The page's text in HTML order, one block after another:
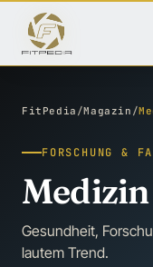
FitPedia /Magazin /
FORSCHUNG &
Medizin
Gesundheit,
lautem Trend.